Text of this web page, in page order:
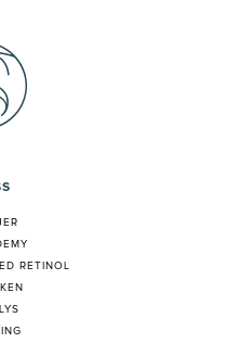
RETINOL